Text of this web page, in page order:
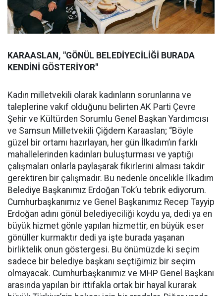
KARAASLAN, "GÖNÜL BELEDİYECİLİĞİ BURADA
KENDİNİ GÖSTERİYOR"
Kadın milletvekili olarak kadınların sorunlarına ve
taleplerine vakıf olduğunu belirten AK Parti Çevre
Şehir ve Kültürden Sorumlu Genel Başkan Yardımcısı
ve Samsun Milletvekili Çiğdem Karaaslan; “Böyle
güzel bir ortamı hazırlayan, her gün İlkadım’ın farklı
mahallelerinden kadınları buluşturması ve yaptığı
çalışmaları onlarla paylaşarak fikirlerini alması takdir
gerektiren bir çalışmadır. Bu nedenle öncelikle İlkadım
Belediye Başkanımız Erdoğan Tok’u tebrik ediyorum.
Cumhurbaşkanımız ve Genel Başkanımız Recep Tayyip
Erdoğan adını gönül belediyeciliği koydu ya, dedi ya en
büyük hizmet gönle yapılan hizmettir, en büyük eser
gönüller kurmaktır dedi ya işte burada yaşanan
birliktelik onun göstergesi. Bu önümüzde ki seçim
sadece bir belediye başkanı seçtiğimiz bir seçim
olmayacak. Cumhurbaşkanımız ve MHP Genel Başkanı
arasında yapılan bir ittifakla ortak bir hayal kurarak